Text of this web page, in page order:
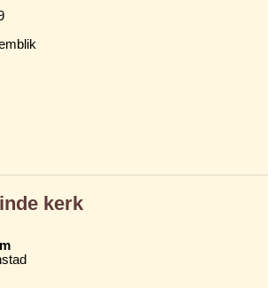
kerk